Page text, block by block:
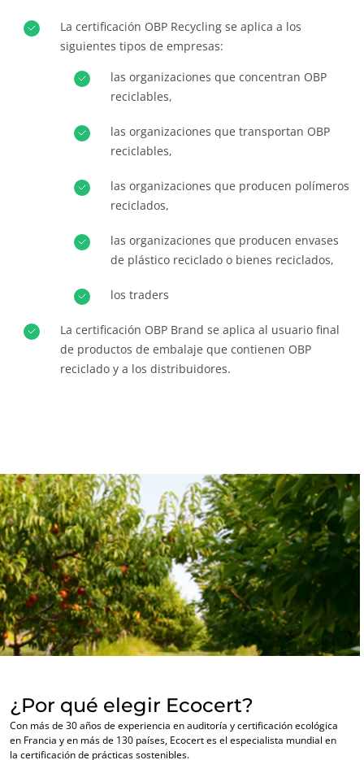
NUESTROS SECTORES COMERCIALES
Agroalimentario
Cosméticos
Textiles
Forestal
Productos del hogar
Materiales sostenibles
Insumos
La certificación OBP Recycling se aplica a los
siguientes tipos de empresas:
las organizaciones que concentran OBP
reciclables,
las organizaciones que transportan OBP
reciclables,
las organizaciones que producen polímeros
reciclados,
las organizaciones que producen envases
de plástico reciclado o bienes reciclados,
los traders
La certificación OBP Brand se aplica al usuario final
de productos de embalaje que contienen OBP
reciclado y a los distribuidores.
¿Por qué elegir Ecocert?
Con más de 30 años de experiencia en auditoría y certificación ecológica
en Francia y en más de 130 países, Ecocert es el especialista mundial en
la certificación de prácticas sostenibles.